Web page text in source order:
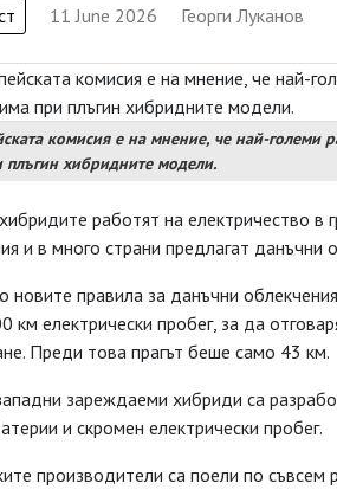
11 June 2026 Георги Луканов
комисия е на мнение, че най-големи
плъгин хибридните модели.
работят на електричество в
и в много страни предлагат данъчни
новите правила за данъчни
км електрически пробег, за да
Преди това прагът беше само 43 км.
зареждаеми хибриди са
и скромен електрически пробег.
производители са поели по